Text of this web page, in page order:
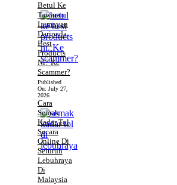
Betul Ke
Tawaran
Lumayan
Daripada
Best
Products
Ni? Ke
Scammer?
Published
On: July 27,
2026
Cara
Semak
Kadar Tol
Secara
Online Di
Seluruh
Lebuhraya
Di
Malaysia